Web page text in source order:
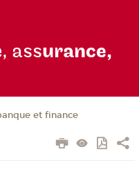
assurance,
et finance